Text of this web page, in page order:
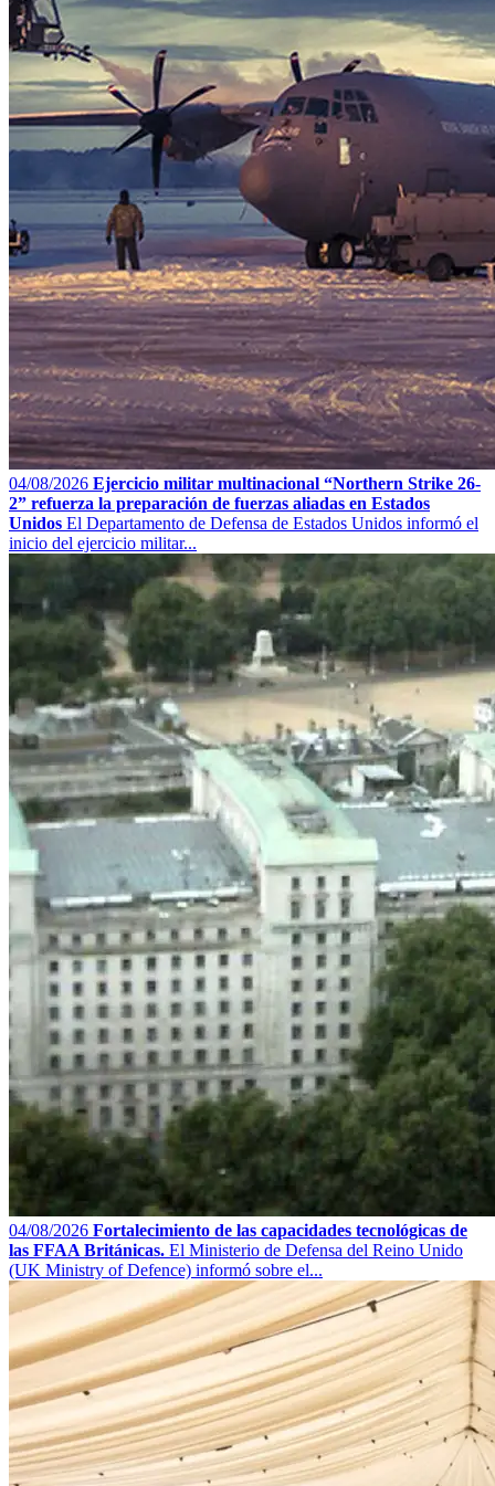
04/08/2026 Ejercicio militar multinacional “Northern Strike 26-
2” refuerza la preparación de fuerzas aliadas en Estados
Unidos El Departamento de Defensa de Estados Unidos informó el
inicio del ejercicio militar...
04/08/2026 Fortalecimiento de las capacidades tecnológicas de
las FFAA Británicas. El Ministerio de Defensa del Reino Unido
(UK Ministry of Defence) informó sobre el...